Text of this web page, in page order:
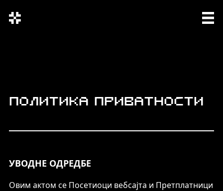
Политика приватности
УВОДНЕ ОДРЕДБЕ
Овим актом се Посетиоци вебсајта и Претплатници